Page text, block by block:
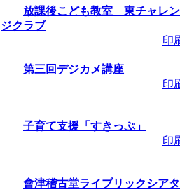
放課後こども教室 東チャレン
ジクラブ
印
第三回デジカメ講座
印
子育て支援「すきっぷ」
印
會津稽古堂ライブリックシアタ